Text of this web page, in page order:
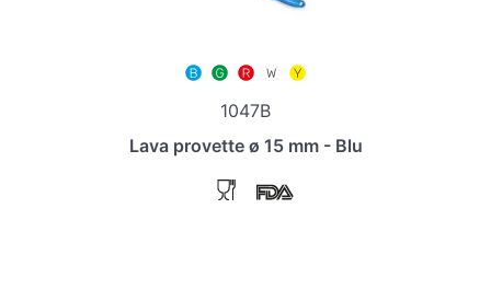
1047B
Lava provette ø 15 mm - Blu